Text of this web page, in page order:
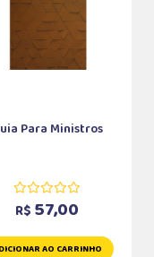
Para Ministros
R$ 57,00
AO CARRINHO